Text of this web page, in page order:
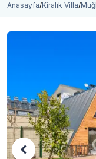
Anasayfa/Kiralık Villa/